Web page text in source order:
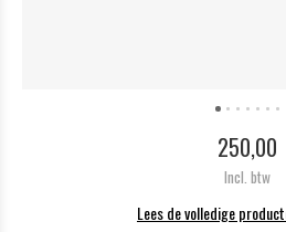
250,00
Incl. btw
Lees de volledige